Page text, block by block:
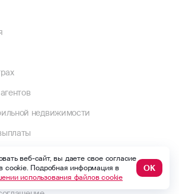
недвижимости
веб-сайт, вы даете свое согласие
cookie. Подробная информация в
использования файлов cookie
ОК